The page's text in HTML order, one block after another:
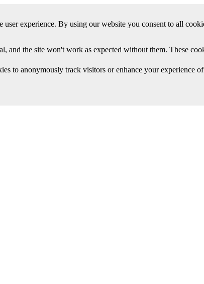
user experience. By using our website you consent to all
and the site won't work as expected without them. These
to anonymously track visitors or enhance your